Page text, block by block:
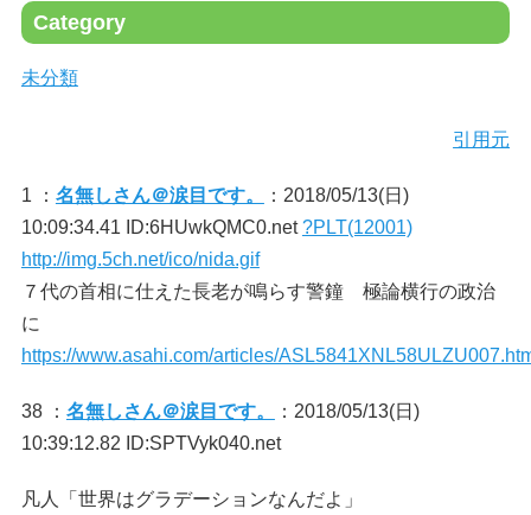
Category
未分類
引用元
1 ： 名無しさん＠涙目です。
：2018/05/13(日)
10:09:34.41 ID:6HUwkQMC0.net?PLT(12001)
http://img.5ch.net/ico/nida.gif
７代の首相に仕えた長老が鳴らす警鐘 極論横行の政治
に
https://www.asahi.com/articles/
38 ： 名無しさん＠涙目です。
：2018/05/13(日)
10:39:12.82 ID:SPTVyk040.net
凡人「世界はグラデーションなんだよ」